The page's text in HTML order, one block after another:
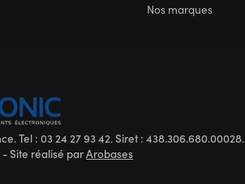
Nos marques
Tel : 03 24 27 93 42. Siret : 438.306.680.00028.
Site réalisé parArobases